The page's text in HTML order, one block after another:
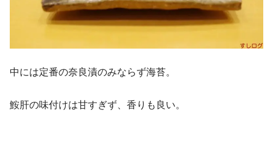
中には定番の奈良漬のみならず海苔。
鮟肝の味付けは甘すぎず、香りも良い。